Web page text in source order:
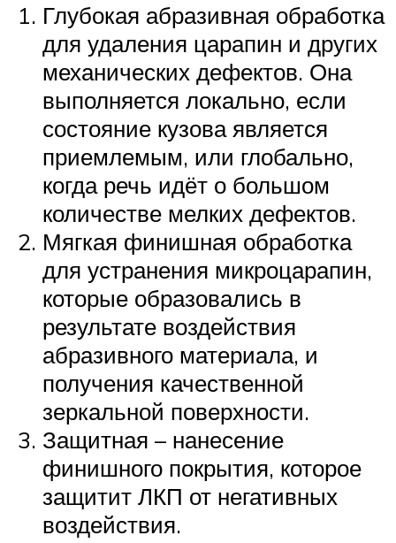
Глубокая абразивная обработка
для удаления царапин и других
механических дефектов. Она
выполняется локально, если
состояние кузова является
приемлемым, или глобально,
когда речь идёт о большом
количестве мелких дефектов.
Мягкая финишная обработка
для устранения микроцарапин,
которые образовались в
результате воздействия
абразивного материала, и
получения качественной
зеркальной поверхности.
Защитная – нанесение
финишного покрытия, которое
защитит ЛКП от негативных
воздействия.